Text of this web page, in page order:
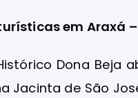
em Araxá
Dona
Jacinta de São